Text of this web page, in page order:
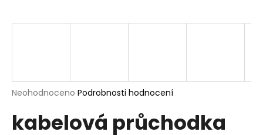
Průměrné
produktu
je
Neohodnoceno Podrobnosti hodnocení
kabelová průchodka
j
?